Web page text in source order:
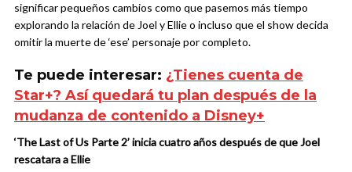
significar pequeños cambios como que pasemos más tiempo
explorando la relación de Joel y Ellie o incluso que el show decida
omitir la muerte de ‘ese’ personaje por completo.
Te puede interesar: ¿Tienes cuenta de
Star+? Así quedará tu plan después de la
mudanza de contenido a Disney+
‘The Last of Us Parte 2’ inicia cuatro años después de que Joel
rescatara a Ellie